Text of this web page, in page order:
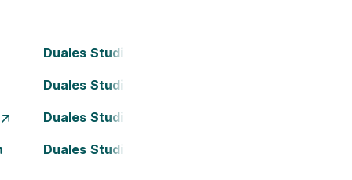
Duales Studium Bielefeld
Duales Studium Darmstadt
Duales Studium Essen
Duales Studium Kassel